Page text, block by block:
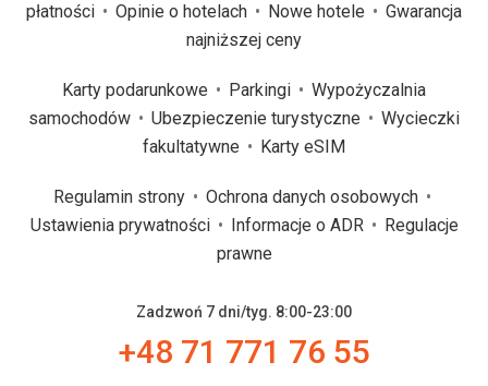
płatności
Opinie o hotelach Nowe hotele
Gwarancja
najniższej ceny
Karty podarunkowe Parkingi
Wypożyczalnia
samochodów
Ubezpieczenie turystyczne
Wycieczki
fakultatywne
Karty eSIM
Regulamin strony
Ochrona danych osobowych
Ustawienia prywatności
Informacje o ADR
Regulacje
prawne
Zadzwoń 7 dni/tyg. 8:00-23:00
+48 71 771 76 55